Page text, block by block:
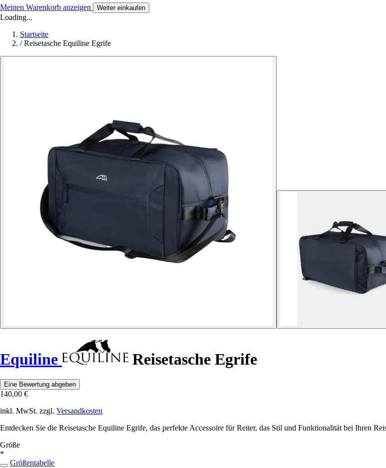
Meinen Warenkorb anzeigen Weiter einkaufen
Loading...
Startseite
/ Reisetasche Equiline Egrife
Equiline Reisetasche Egrife
Eine Bewertung abgeben
140,00 €
inkl. MwSt. zzgl. Versandkosten
Entdecken Sie die Reisetasche Equiline Egrife, das perfekte Accessoire für Reiter, das Stil und Funktionalität bei Ihren
Größe
*
Größentabelle